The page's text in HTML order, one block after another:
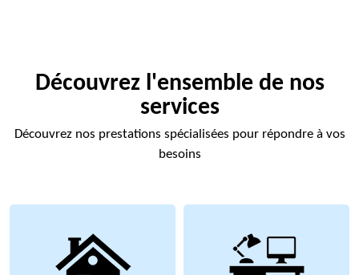
Découvrez l'ensemble de nos
services
Découvrez nos prestations spécialisées pour répondre à vos
besoins